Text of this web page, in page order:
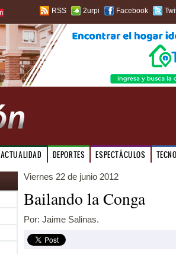
RSS 2urpi Facebook
ACTUALIDAD DEPORTES ESPECTÁCULOS
Viernes 22 de junio 2012
Bailando la Conga
Por: Jaime Salinas.